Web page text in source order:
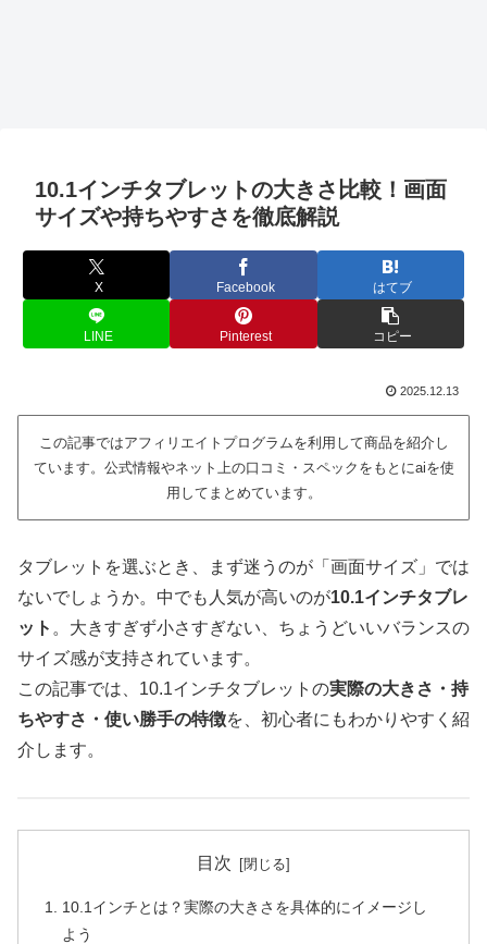
10.1インチタブレットの大きさ比較！画面
サイズや持ちやすさを徹底解説
X Facebook はてブ
LINE Pinterest コピー
2025.12.13
この記事ではアフィリエイトプログラムを利用して商品を紹介し
ています。公式情報やネット上の口コミ・スペックをもとにaiを使
用してまとめています。
タブレットを選ぶとき、まず迷うのが「画面サイズ」では
ないでしょうか。中でも人気が高いのが10.1インチタブレ
ット 。大きすぎず小さすぎない、ちょうどいいバランスの
サイズ感が支持されています。
この記事では、10.1インチタブレットの実際の大きさ・持
ちやすさ・使い勝手の特徴を、初心者にもわかりやすく紹
介します。
目次
10.1インチとは？実際の大きさを具体的にイメージし
よう